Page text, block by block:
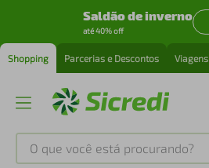
Saldão de inverno
até 40% off
Shopping Parcerias e Descontos Viagens
O que você está procurando?